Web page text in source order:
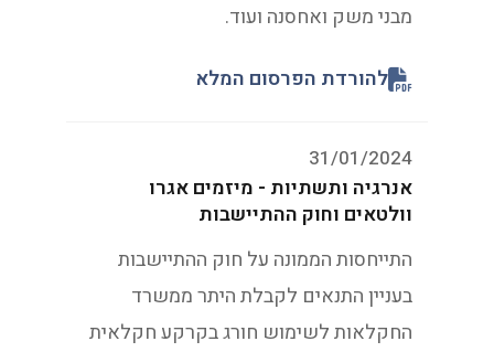
מבני משק ואחסנה ועוד.
להורדת הפרסום המלא
31/01/2024
אנרגיה ותשתיות - מיזמים אגרו
וולטאים וחוק ההתיישבות
התייחסות הממונה על חוק ההתיישבות
בעניין התנאים לקבלת היתר ממשרד
החקלאות לשימוש חורג בקרקע חקלאית